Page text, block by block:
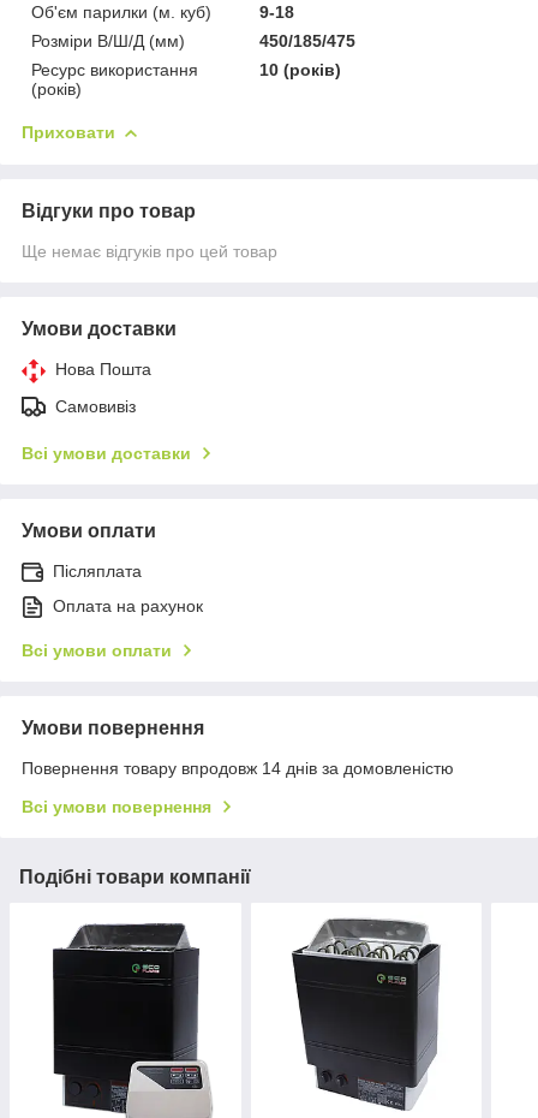
Об'єм парилки (м. куб)
9-18
Розміри В/Ш/Д (мм)
450/185/475
Ресурс використання
(років)
10 (років)
Приховати
Відгуки про товар
Ще немає відгуків про цей товар
Умови доставки
Нова Пошта
Самовивіз
Всі умови доставки
Умови оплати
Післяплата
Оплата на рахунок
Всі умови оплати
Умови повернення
Повернення товару впродовж 14 днів за домовленістю
Всі умови повернення
Подібні товари компанії